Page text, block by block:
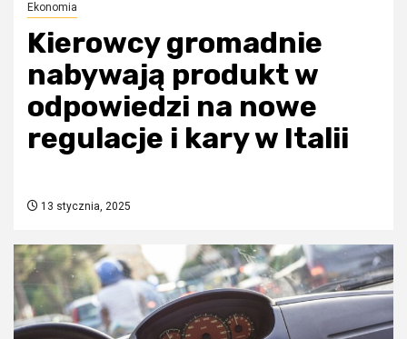
Ekonomia
Kierowcy gromadnie
nabywają produkt w
odpowiedzi na nowe
regulacje i kary w Italii
13 stycznia, 2025